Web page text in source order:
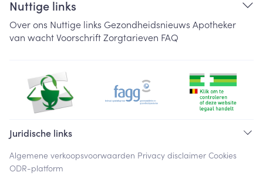
Nuttige links
Over ons Nuttige links Gezondheidsnieuws Apotheker
van wachtVoorschriftZorgtarieven FAQ
Juridische links
Algemene verkoopsvoorwaarden Privacy disclaimer Cookies
ODR-platform